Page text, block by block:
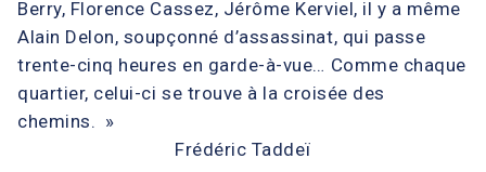
Berry, Florence Cassez, Jérôme Kerviel, il y a même
Alain Delon, soupçonné d’assassinat, qui passe
trente-cinq heures en garde-à-vue… Comme chaque
quartier, celui-ci se trouve à la croisée des
chemins. »
Frédéric Taddeï